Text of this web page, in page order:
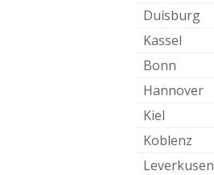
Duisburg
Kassel
Bonn
Hannover
Kiel
Koblenz
Leverkusen